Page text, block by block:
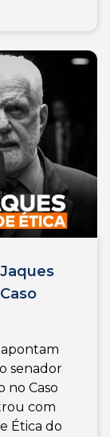
apontam
senador
no Caso
com
Ética do